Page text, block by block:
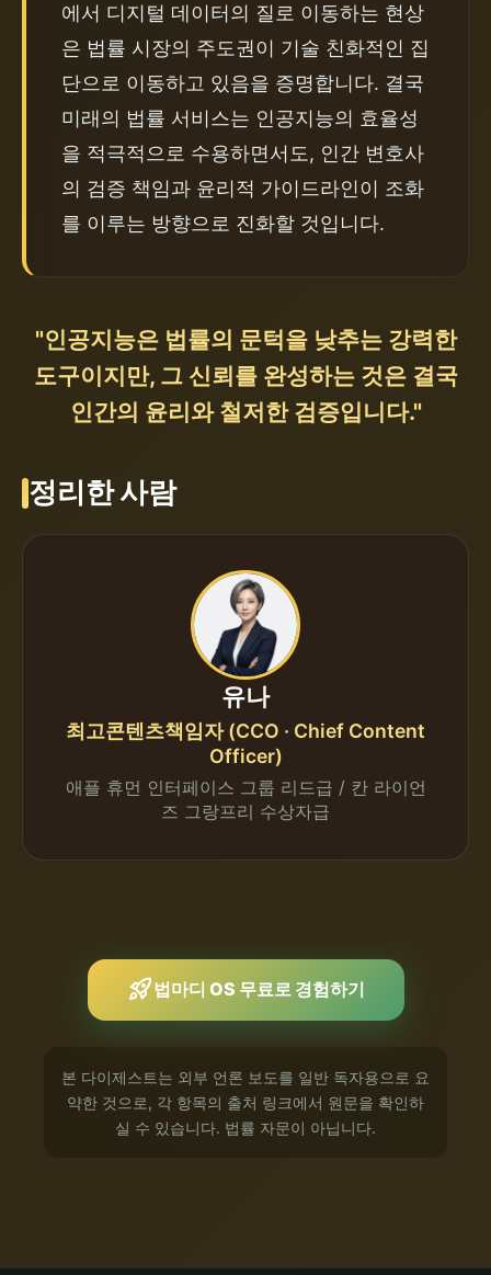
에서 디지털 데이터의 질로 이동하는 현상
은 법률 시장의 주도권이 기술 친화적인 집
단으로 이동하고 있음을 증명합니다. 결국
미래의 법률 서비스는 인공지능의 효율성
을 적극적으로 수용하면서도, 인간 변호사
의 검증 책임과 윤리적 가이드라인이 조화
를 이루는 방향으로 진화할 것입니다.
"인공지능은 법률의 문턱을 낮추는 강력한
도구이지만, 그 신뢰를 완성하는 것은 결국
인간의 윤리와 철저한 검증입니다."
정리한 사람
유나
최고콘텐츠책임자 (CCO · Chief Content
Officer)
애플 휴먼 인터페이스 그룹 리드급 / 칸 라이언
즈 그랑프리 수상자급
rocket_launch법마디 OS 무료로 경험하기
본 다이제스트는 외부 언론 보도를 일반 독자용으로 요
약한 것으로, 각 항목의 출처 링크에서 원문을 확인하
실 수 있습니다. 법률 자문이 아닙니다.